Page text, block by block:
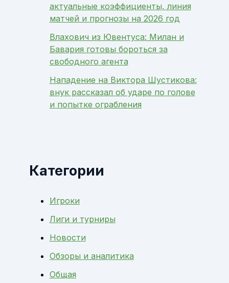
актуальные коэффициенты, линия
матчей и прогнозы на 2026 год
Влахович из Ювентуса: Милан и
Бавария готовы бороться за
свободного агента
Нападение на Виктора Шустикова:
внук рассказал об ударе по голове
и попытке ограбления
Категории
Игроки
Лиги и турниры
Новости
Обзоры и аналитика
Общая